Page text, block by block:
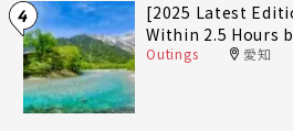
4
[2025 Latest
Within 2.5 Hours
Outings 愛知